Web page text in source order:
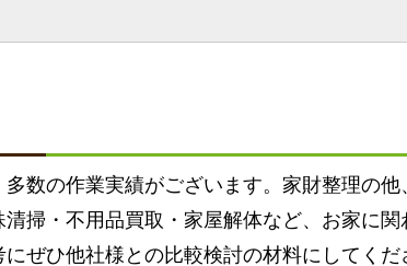
数の作業実績がございます。家財整理の
掃・不用品買取・家屋解体など、お家に関
ぜひ他社様との比較検討の材料にしてくだ